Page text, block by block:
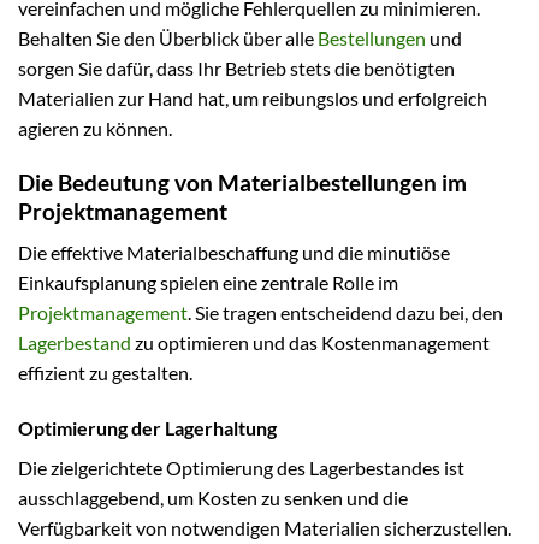
vereinfachen und mögliche Fehlerquellen zu minimieren.
Behalten Sie den Überblick über alle Bestellungen und
sorgen Sie dafür, dass Ihr Betrieb stets die benötigten
Materialien zur Hand hat, um reibungslos und erfolgreich
agieren zu können.
Die Bedeutung von Materialbestellungen im
Projektmanagement
Die effektive Materialbeschaffung und die minutiöse
Einkaufsplanung spielen eine zentrale Rolle im
Projektmanagement. Sie tragen entscheidend dazu bei, den
Lagerbestand zu optimieren und das Kostenmanagement
effizient zu gestalten.
Optimierung der Lagerhaltung
Die zielgerichtete Optimierung des Lagerbestandes ist
ausschlaggebend, um Kosten zu senken und die
Verfügbarkeit von notwendigen Materialien sicherzustellen.